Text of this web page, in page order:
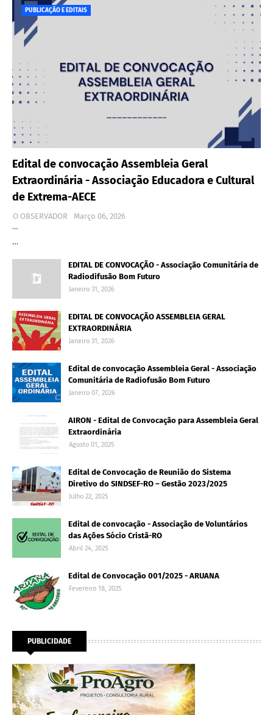
PUBLICAÇÃO E EDITAIS
Edital de convocação Assembleia Geral
Extraordinária - Associação Educadora e Cultural
de Extrema-AECE
O OBSERVADOR
Março 06, 2026
…
…
EDITAL DE CONVOCAÇÃO - Associação Comunitária de
Radiodifusão Bom Futuro
Janeiro 31, 2026
EDITAL DE CONVOCAÇÃO ASSEMBLEIA GERAL
EXTRAORDINÁRIA
Janeiro 31, 2026
Edital de convocação Assembleia Geral - Associação
Comunitária de Radiofusão Bom Futuro
Janeiro 07, 2026
AIRON - Edital de Convocação para Assembleia Geral
Extraordinária
Agosto 01, 2025
Edital de Convocação de Reunião do Sistema
Diretivo do SINDSEF-RO – Gestão 2023/2025
Julho 22, 2025
Edital de convocação - Associação de Voluntários
das Ações Sócio Cristã-RO
Abril 24, 2025
Edital de Convocação 001/2025 - ARUANA
Fevereiro 18, 2025
PUBLICIDADE